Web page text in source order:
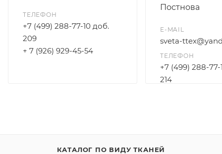
ТЕЛЕФОН
+7 (499) 288-77-10 доб.
209
+ 7 (926) 929-45-54
Постнова
E-MAIL
sveta-
ТЕЛЕФОН
+7 (499) 288-77-
214
КАТАЛОГ ПО ВИДУ ТКАНЕЙ